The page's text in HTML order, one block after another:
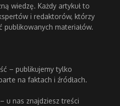
wiedzę. Każdy artykuł to
i redaktorów, którzy
publikowanych materiałów.
– publikujemy tylko
na faktach i źródłach.
u nas znajdziesz treści